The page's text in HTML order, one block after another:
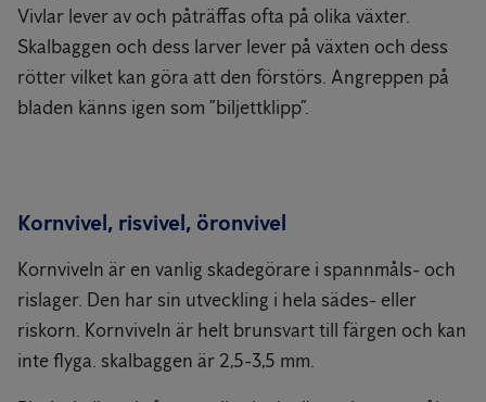
Vivlar lever av och påträffas ofta på olika växter.
Skalbaggen och dess larver lever på växten och dess
rötter vilket kan göra att den förstörs. Angreppen på
bladen känns igen som ”biljettklipp”.
Kornvivel, risvivel, öronvivel
Kornviveln är en vanlig skadegörare i spannmåls- och
rislager. Den har sin utveckling i hela sädes- eller
riskorn. Kornviveln är helt brunsvart till färgen och kan
inte flyga. skalbaggen är 2,5-3,5 mm.